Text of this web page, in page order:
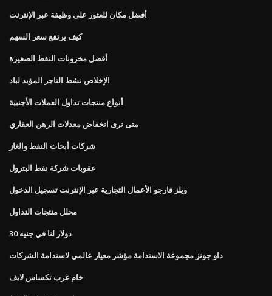
أفضل مكان للعثور على وظيفة عبر الإنترنت
كيف يرتفع سعر السهم
أفضل مخزونات النفط الصغيرة
الإخلاص نشط التاجر المؤيد لباد
أنواع منتجات تداول العملات الأجنبية
متى نرى انخفاض معدلات الرهن العقاري
شركات أبحاث النفط والغاز
عقوبات شركة نفط البترول
ويلز فارجو الأعمال التجارية عبر الإنترنت تسجيل الدخول
محلل منتجات التداول
30 دولار لنا في جنيه
داو جونز مجموعة الاستدامة مؤشر معيار عالمي لاستدامة الشركات
خام غرب تكساس لايف